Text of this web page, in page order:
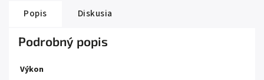
Popis Diskusia
Podrobný popis
Výkon